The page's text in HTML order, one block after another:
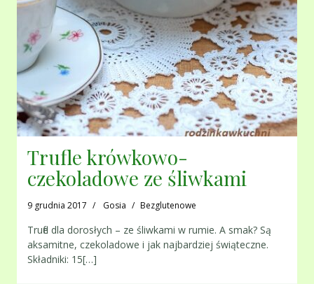
Trufle krówkowo-
czekoladowe ze śliwkami
9 grudnia 2017 Gosia Bezglutenowe
Trufle dla dorosłych – ze śliwkami w rumie. A smak? Są
aksamitne, czekoladowe i jak najbardziej świąteczne.
Składniki: 15[…]